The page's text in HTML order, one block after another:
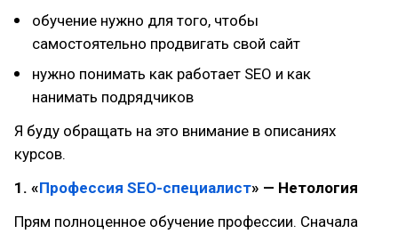
обучение нужно для того, чтобы
самостоятельно продвигать свой сайт
нужно понимать как работает SEO и как
нанимать подрядчиков
Я буду обращать на это внимание в описаниях
курсов.
1. «Профессия SEO-специалист» — Нетология
Прям полноценное обучение профессии. Сначала